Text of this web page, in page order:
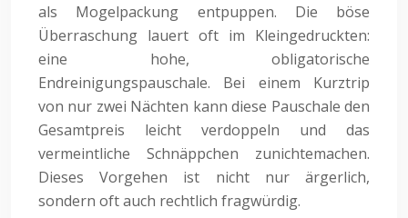
als Mogelpackung entpuppen. Die böse
Überraschung lauert oft im Kleingedruckten:
eine hohe, obligatorische
Endreinigungspauschale. Bei einem Kurztrip
von nur zwei Nächten kann diese Pauschale den
Gesamtpreis leicht verdoppeln und das
vermeintliche Schnäppchen zunichtemachen.
Dieses Vorgehen ist nicht nur ärgerlich,
sondern oft auch rechtlich fragwürdig.